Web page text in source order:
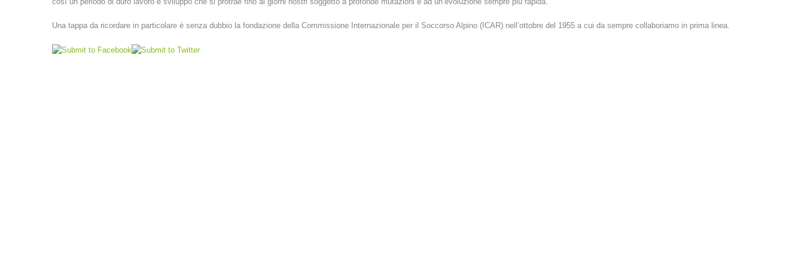
Una tappa da ricordare in particolare è senza dubbio la fondazione della Commissione Internazionale per il Soccorso Alpino (ICAR) nell’ottobre del 1955 a cui da sempre collaboriamo in prima linea.